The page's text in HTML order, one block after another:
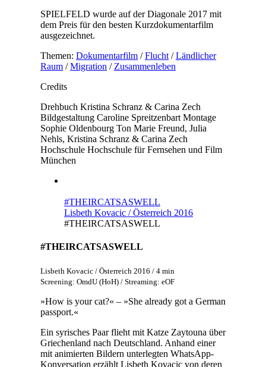
SPIELFELD wurde auf der Diagonale 2017 mit
dem Preis für den besten Kurzdokumentarfilm
ausgezeichnet.
Themen: Dokumentarfilm/Flucht/Ländlicher
Raum/Migration / Zusammenleben
Credits
Drehbuch Kristina Schranz & Carina Zech
Bildgestaltung Caroline Spreitzenbart Montage
Sophie Oldenbourg Ton Marie Freund, Julia
Nehls, Kristina Schranz & Carina Zech
Hochschule Hochschule für Fernsehen und Film
München
#THEIRCATSASWELL
Lisbeth Kovacic / Österreich 2016
#THEIRCATSASWELL
#THEIRCATSASWELL
Lisbeth Kovacic / Österreich 2016 / 4 min
Screening: OmdU (HoH) / Streaming: eOF
»How is your cat?« – »She already got a German
passport.«
Ein syrisches Paar flieht mit Katze Zaytouna über
Griechenland nach Deutschland. Anhand einer
mit animierten Bildern unterlegten WhatsApp-
Konversation erzählt Lisbeth Kovacic von deren